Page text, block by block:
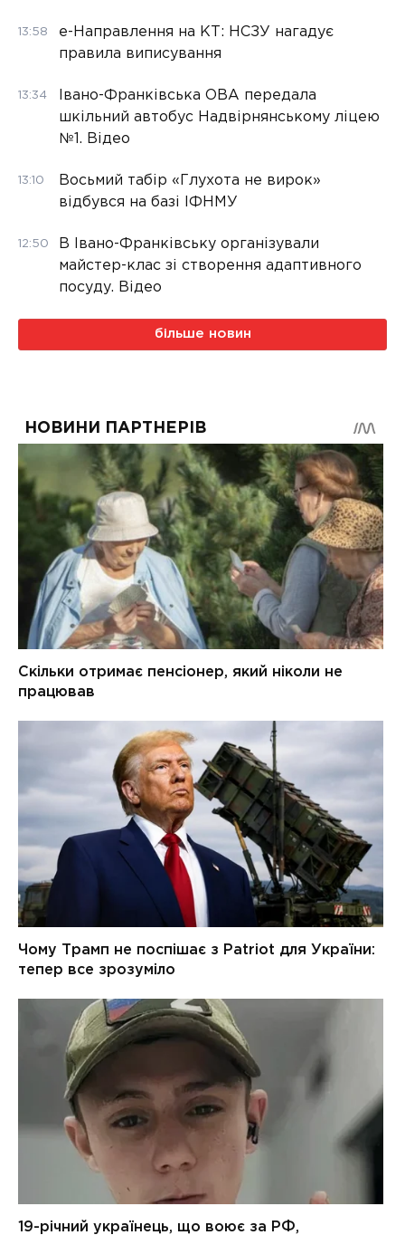
13:58
е-Направлення на КТ: НСЗУ нагадує
правила виписування
13:34
Івано-Франківська ОВА передала
шкільний автобус Надвірнянському ліцею
№1. Відео
13:10
Восьмий табір «Глухота не вирок»
відбувся на базі ІФНМУ
12:50
В Івано-Франківську організували
майстер-клас зі створення адаптивного
посуду. Відео
більше новин